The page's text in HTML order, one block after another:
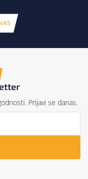
Prijavi se danas.